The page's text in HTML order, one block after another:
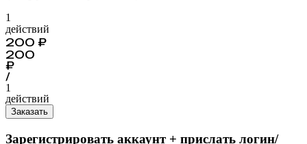
1
действий
200 ₽
200
₽
/
1
действий
Заказать
Зарегистрировать аккаунт + прислать логин/